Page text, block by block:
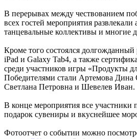
В перерывах между чествованием
всех гостей мероприятия
танцевальные коллективы и многие
Кроме того состоялся
iPad и Galaxy Tab4, а также
среди участников игры «Продукты
Победителями стали Артемова Дина
Светлана Петровна и Шевелев Иван.
В конце мероприятия все участники
подарок сувениры и вкуснейшее
Фотоотчет о событии можно